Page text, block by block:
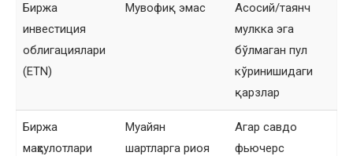
Биржа
инвестиция
облигациялари
(ETN)
Мувофиқ эмас
Асосий/таянч
мулкка эга
бўлмаган пул
кўринишидаги
қарзлар
Биржа
маҳсулотлари
Муайян
шартларга риоя
Агар савдо
фьючерс